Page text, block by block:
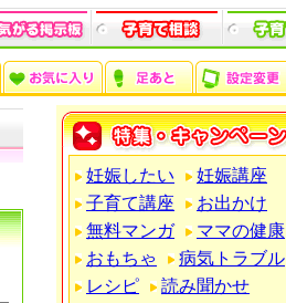
妊娠したい
妊娠講座
子育て講座
お出かけ
無料マンガ
ママの健康
おもちゃ
病気トラブル
レシピ
読み聞かせ